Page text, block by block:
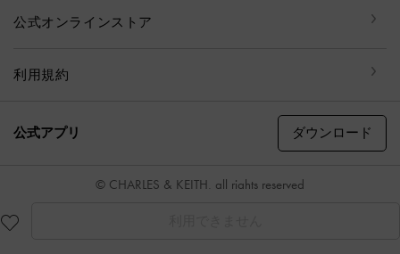
公式オンラインストア
利用規約
公式アプリ ダウンロード
© CHARLES & KEITH, all rights reserved